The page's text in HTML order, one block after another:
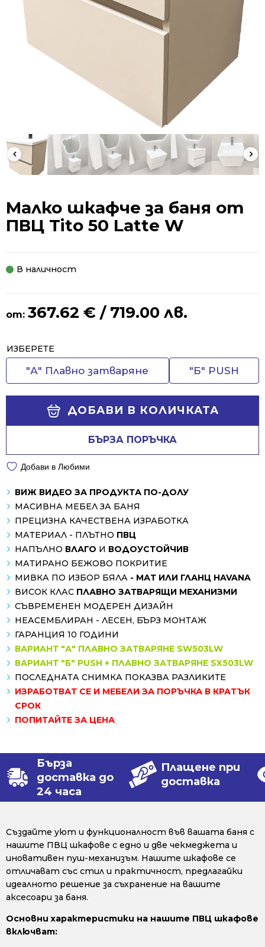
Малко шкафче за баня от
ПВЦ Tito 50 Latte W
В наличност
от: 367.62 € / 719.00 лв.
ИЗБЕРЕТЕ
"А" Плавно затваряне "Б" PUSH
ДОБАВИ В КОЛИЧКАТА
БЪРЗА ПОРЪЧКА
Alternative:
Добави в Любими
ВИЖ ВИДЕО ЗА ПРОДУКТА ПО-ДОЛУ
МАСИВНА МЕБЕЛ ЗА БАНЯ
ПРЕЦИЗНА КАЧЕСТВЕНА ИЗРАБОТКА
МАТЕРИАЛ - ПЛЪТНО ПВЦ
НАПЪЛНО ВЛАГО И ВОДОУСТОЙЧИВ
МАТИРАНО БЕЖОВО ПОКРИТИЕ
МИВКА ПО ИЗБОР БЯЛА - МАТ ИЛИ ГЛАНЦ HAVANA
ВИСОК КЛАС ПЛАВНО ЗАТВАРЯЩИ МЕХАНИЗМИ
СЪВРЕМЕНЕН МОДЕРЕН ДИЗАЙН
НЕАСЕМБЛИРАН - ЛЕСЕН, БЪРЗ МОНТАЖ
ГАРАНЦИЯ 10 ГОДИНИ
ВАРИАНТ "А" ПЛАВНО ЗАТВАРЯНЕ SW503LW
ВАРИАНТ "Б" PUSH + ПЛАВНО ЗАТВАРЯНЕ SX503LW
ПОСЛЕДНАТА СНИМКА ПОКАЗВА РАЗЛИКИТЕ
ИЗРАБОТВАТ СЕ И МЕБЕЛИ ЗА ПОРЪЧКА В КРАТЪК
СРОК
ПОПИТАЙТЕ ЗА ЦЕНА
Бърза
доставка до
24 часа
Плащене при
доставка
Създайте уют и функционалност във вашата баня с
нашите ПВЦ шкафове с едно и две чекмеджета и
иновативен пуш-механизъм. Нашите шкафове се
отличават със стил и практичност, предлагайки
идеалното решение за съхранение на вашите
аксесоари за баня.
Основни характеристики на нашите ПВЦ шкафове
включват: